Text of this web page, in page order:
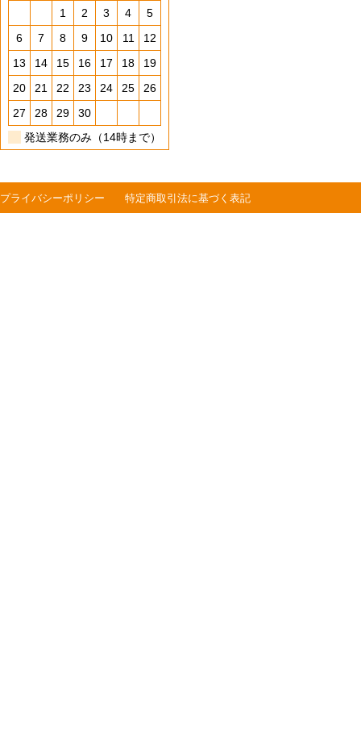
1
2 3 4
5
6
7 8 9 10 11
12
13
14 15 16 17 18
19
20
21 22 23 24 25
26
27
28 29
30
発送業務のみ（14時まで）
プライバシーポリシー 特定商取引法に基づく表記